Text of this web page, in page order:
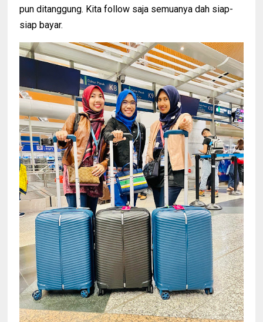
pun ditanggung. Kita follow saja semuanya dah siap-
siap bayar.